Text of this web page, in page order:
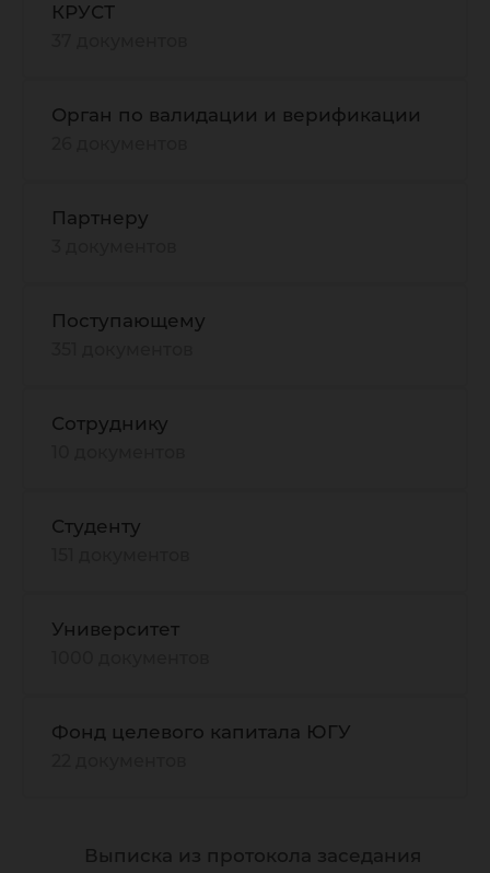
КРУСТ
Орган по валидации и верификации
Партнеру
Поступающему
Сотруднику
Студенту
Университет
Фонд целевого капитала ЮГУ
Выписка из протокола заседания